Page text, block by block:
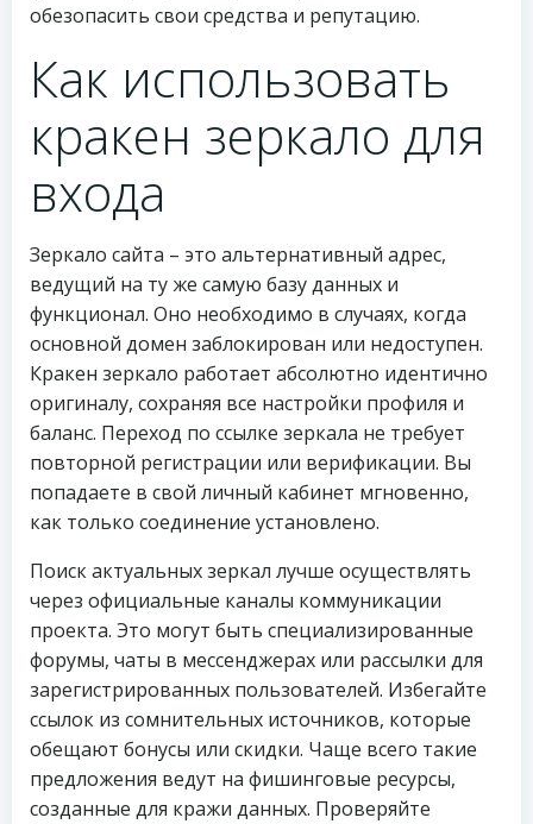
обезопасить свои средства и репутацию.
Как использовать
кракен зеркало для
входа
Зеркало сайта – это альтернативный адрес,
ведущий на ту же самую базу данных и
функционал. Оно необходимо в случаях, когда
основной домен заблокирован или недоступен.
Кракен зеркало работает абсолютно идентично
оригиналу, сохраняя все настройки профиля и
баланс. Переход по ссылке зеркала не требует
повторной регистрации или верификации. Вы
попадаете в свой личный кабинет мгновенно,
как только соединение установлено.
Поиск актуальных зеркал лучше осуществлять
через официальные каналы коммуникации
проекта. Это могут быть специализированные
форумы, чаты в мессенджерах или рассылки для
зарегистрированных пользователей. Избегайте
ссылок из сомнительных источников, которые
обещают бонусы или скидки. Чаще всего такие
предложения ведут на фишинговые ресурсы,
созданные для кражи данных. Проверяйте